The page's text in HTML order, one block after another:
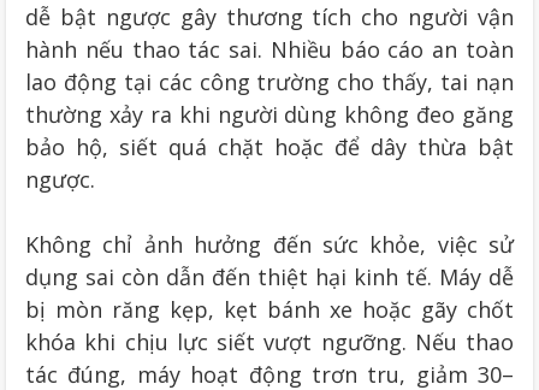
dễ bật ngược gây thương tích cho người vận
hành nếu thao tác sai. Nhiều báo cáo an toàn
lao động tại các công trường cho thấy, tai nạn
thường xảy ra khi người dùng không đeo găng
bảo hộ, siết quá chặt hoặc để dây thừa bật
ngược.
Không chỉ ảnh hưởng đến sức khỏe, việc sử
dụng sai còn dẫn đến thiệt hại kinh tế. Máy dễ
bị mòn răng kẹp, kẹt bánh xe hoặc gãy chốt
khóa khi chịu lực siết vượt ngưỡng. Nếu thao
tác đúng, máy hoạt động trơn tru, giảm 30–